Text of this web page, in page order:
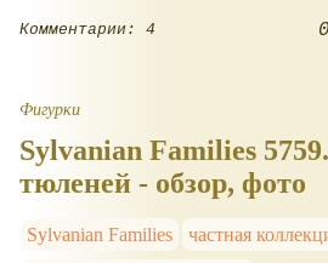
Комментарии: 4
Фигурки
Sylvanian Families
тюленей - обзор, фото
Sylvanian Families частная